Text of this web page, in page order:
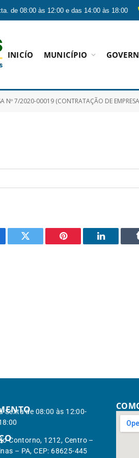
de 08:00 às 12:00 e das 14:00 às 18:00
INICÍO MUNICÍPIO
Nº 7/2020-00019 (CONTRATAÇÃO DE EMPRESA PARA
Twitter Pinterest LinkedIn
Sexta de 08:00 às 12:00-
Contorno, 1212, Centro –
– PA, CEP: 68625-445